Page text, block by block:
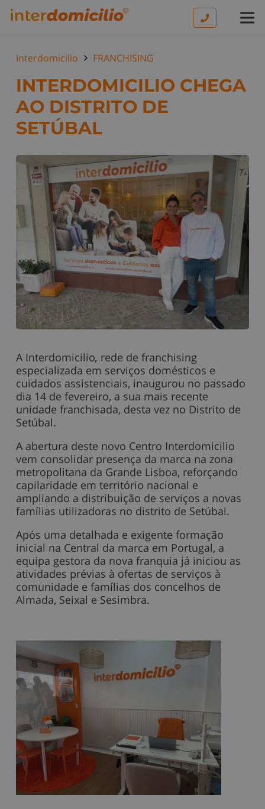
Interdomicilio FRANCHISING
INTERDOMICILIO CHEGA
AO DISTRITO DE
SETÚBAL
A Interdomicilio, rede de franchising
especializada em serviços domésticos e
cuidados assistenciais, inaugurou no passado
dia 14 de fevereiro, a sua mais recente
unidade franchisada, desta vez no Distrito de
Setúbal.
A abertura deste novo Centro Interdomicilio
vem consolidar presença da marca na zona
metropolitana da Grande Lisboa, reforçando
capilaridade em território nacional e
ampliando a distribuição de serviços a novas
famílias utilizadoras no distrito de Setúbal.
Após uma detalhada e exigente formação
inicial na Central da marca em Portugal, a
equipa gestora da nova franquia já iniciou as
atividades prévias à ofertas de serviços à
comunidade e famílias dos concelhos de
Almada, Seixal e Sesimbra.